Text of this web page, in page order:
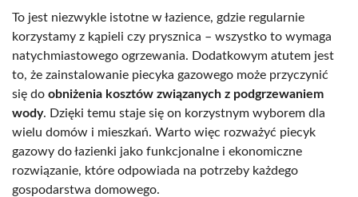
To jest niezwykle istotne w łazience, gdzie regularnie
korzystamy z kąpieli czy prysznica – wszystko to wymaga
natychmiastowego ogrzewania. Dodatkowym atutem jest
to, że zainstalowanie piecyka gazowego może przyczynić
się do obniżenia kosztów związanych z podgrzewaniem
wody. Dzięki temu staje się on korzystnym wyborem dla
wielu domów i mieszkań. Warto więc rozważyć piecyk
gazowy do łazienki jako funkcjonalne i ekonomiczne
rozwiązanie, które odpowiada na potrzeby każdego
gospodarstwa domowego.